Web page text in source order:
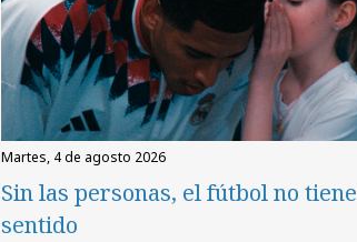
martes, 4 de agosto 2026
Sin las personas, el fútbol no tiene
sentido